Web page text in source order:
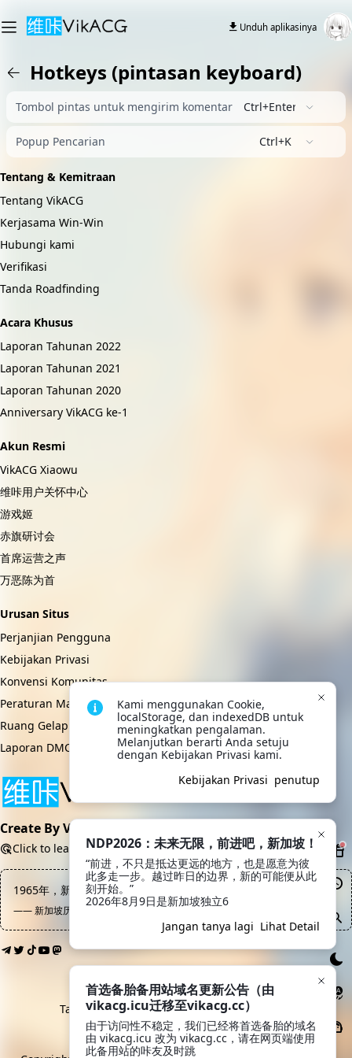
Unduh aplikasinya
Hotkeys (pintasan keyboard)
Tombol pintas untuk mengirim komentar Ctrl+Enter
Popup Pencarian Ctrl+K
Tentang & Kemitraan
Tentang VikACG
Kerjasama Win-Win
Hubungi kami
Verifikasi
Tanda Roadfinding
Acara Khusus
Laporan Tahunan 2022
Laporan Tahunan 2021
Laporan Tahunan 2020
Anniversary VikACG ke-1
Akun Resmi
VikACG Xiaowu
维咔用户关怀中心
游戏姬
赤旗研讨会
首席运营之声
万恶陈为首
Urusan Situs
Perjanjian Pengguna
Kebijakan Privasi
Konvensi Komunitas
Peraturan Manajemen Masyarakat
Ruang Gelap
Laporan DMCA
Create By VikACG Pte. Ltd.
Click to learn more.
1965年，新加坡被迫脱离马来西亚
—— 新加坡历史, 佚名
Tautan Teman: LaoMao·希月学园·鲲Galgame
Moe ICP 20213769
Kami menggunakan Cookie,
localStorage, dan indexedDB untuk
meningkatkan pengalaman.
Melanjutkan berarti Anda setuju
dengan Kebijakan Privasi kami.
Kebijakan Privasi penutup
NDP2026：未来无限，前进吧，新加坡！
“前进，不只是抵达更远的地方，也是愿意为彼
此多走一步。越过昨日的边界，新的可能便从此
刻开始。”
2026年8月9日是新加坡独立6
Jangan tanya lagi Lihat Detail
首选备胎备用站域名更新公告（由
vikacg.icu迁移至vikacg.cc）
由于访问性不稳定，我们已经将首选备胎的域名
由 vikacg.icu 改为 vikacg.cc，请在网页端使用
此备用站的咔友及时跳